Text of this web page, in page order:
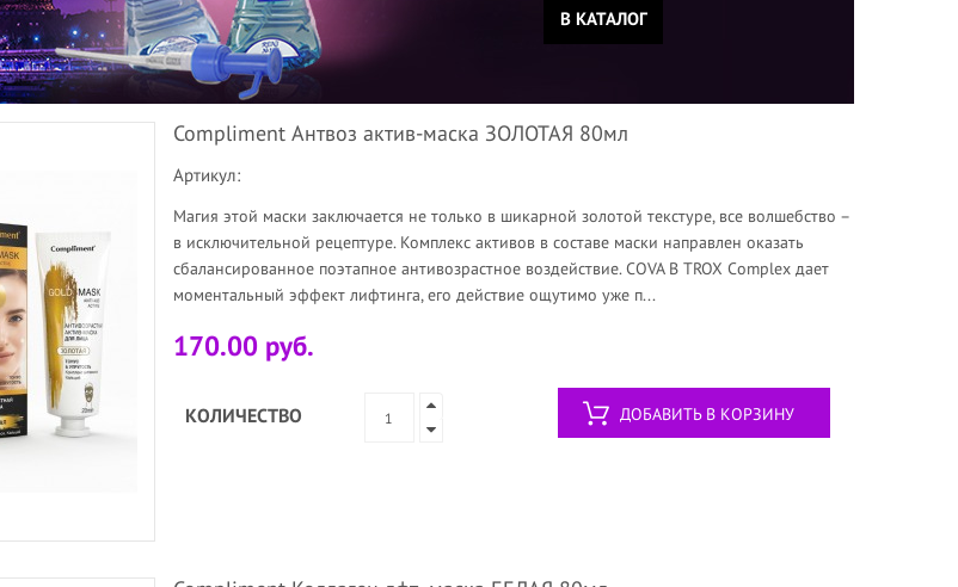
В КАТАЛОГ
Compliment Антвоз актив-маска ЗОЛОТАЯ 80мл
Артикул:
Магия этой маски заключается не только в шикарной золотой текстуре, все волшебство –
в исключительной рецептуре. Комплекс активов в составе маски направлен оказать
сбалансированное поэтапное антивозрастное воздействие. COVA B TROX Complex дает
моментальный эффект лифтинга, его действие ощутимо уже п...
170.00 руб.
КОЛИЧЕСТВО ДОБАВИТЬ В КОРЗИНУ